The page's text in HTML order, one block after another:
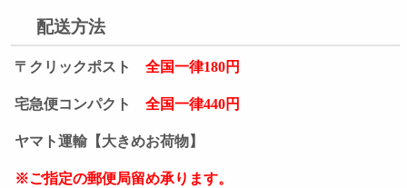
配送方法
〒クリックポスト 全国一律180円
宅急便コンパクト 全国一律440円
ヤマト運輸【大きめお荷物】
※ご指定の郵便局留め承ります。